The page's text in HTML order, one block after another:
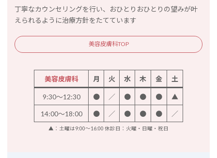
丁寧なカウンセリングを行い、おひとりおひとりの望みが叶
えられるように治療方針をたてています
美容皮膚科TOP
美容皮膚科 月 火 水 木 金 土
9:30～12:30 ● ／ ● ● ● ▲
14:00～18:00 ● ／ ● ● ● ／
▲：土曜は9:00～16:00 休診日：火曜・日曜・祝日